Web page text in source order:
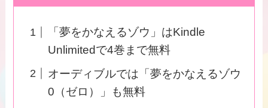
「夢をかなえるゾウ」はKindle
Unlimitedで4巻まで無料
オーディブルでは「夢をかなえるゾウ
0（ゼロ）」も無料